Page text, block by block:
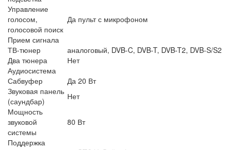
Управление
голосом,
голосовой поиск
Да пульт с микрофоном
Прием сигнала
ТВ-тюнер
аналоговый, DVB-C, DVB-T, DVB-T2, DVB-S/S2
Два тюнера
Нет
Аудиосистема
Сабвуфер
Да 20 Вт
Звуковая панель
(саундбар)
Нет
Мощность
звуковой
системы
80 Вт
Поддержка